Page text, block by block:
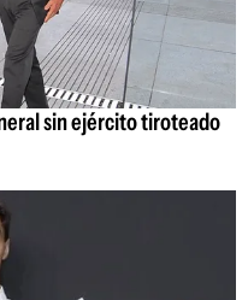
sin ejército tiroteado